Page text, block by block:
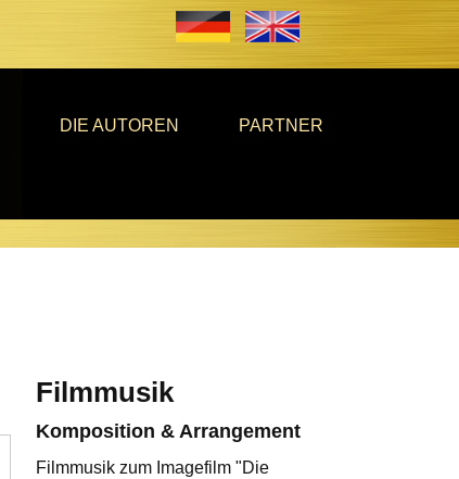
DIE AUTOREN PARTNER
Filmmusik
Komposition & Arrangement
Filmmusik zum Imagefilm "Die